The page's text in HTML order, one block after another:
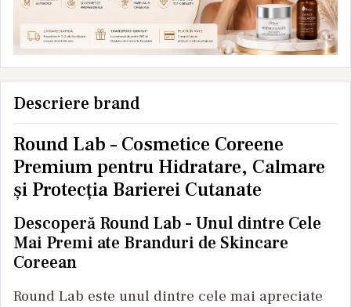
Descriere brand
Round Lab – Cosmetice Coreene
Premium pentru Hidratare, Calmare
și Protecția Barierei Cutanate
Descoperă Round Lab – Unul dintre Cele
Mai Premi ate Branduri de Skincare
Coreean
Round Lab este unul dintre cele mai apreciate